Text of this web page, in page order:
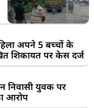
अपने 5 बच्चों के
शिकायत पर केस दर्ज
निवासी युवक पर
आरोप